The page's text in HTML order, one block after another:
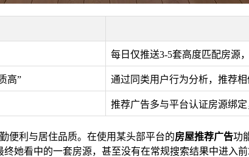
每日仅推送3-5套高度匹配房源
高” 通过同类用户行为分析，推荐
推荐广告多与平台认证房源绑
便利与居住品质。在使用某头部平台的房屋推荐广告功
她看中的一套房源，甚至没有在常规搜索结果中进入